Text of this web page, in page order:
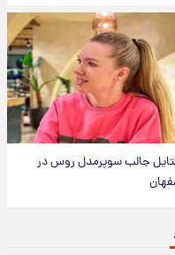
جالب سوپرمدل روس در